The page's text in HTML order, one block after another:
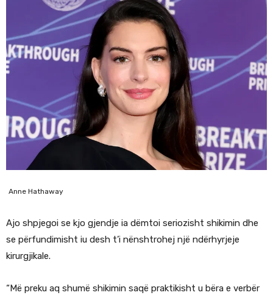
Anne Hathaway
Ajo shpjegoi se kjo gjendje ia dëmtoi seriozisht shikimin dhe
se përfundimisht iu desh t’i nënshtrohej një ndërhyrjeje
kirurgjikale.
“Më preku aq shumë shikimin saqë praktikisht u bëra e verbër